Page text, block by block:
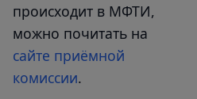
происходит в МФТИ,
можно почитать на
сайте приёмной
комиссии.